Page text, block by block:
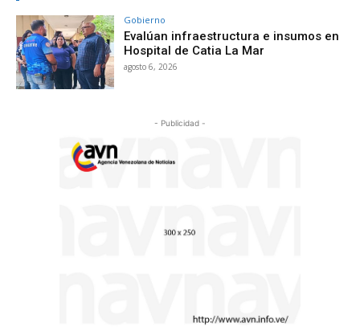
Gobierno
Evalúan infraestructura e insumos en
Hospital de Catia La Mar
agosto 6, 2026
- Publicidad -